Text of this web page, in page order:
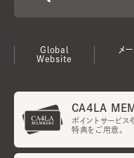
Global
Website
メ
CA4LA
ポイントサービス
特典をご用意。